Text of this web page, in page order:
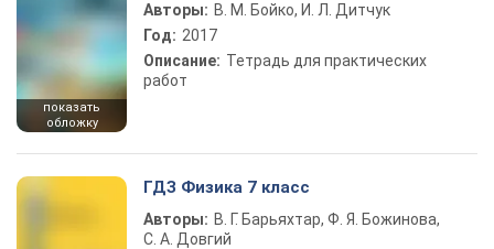
показать
обложку
Авторы: В. М. Бойко, И. Л. Дитчук
Год: 2017
Описание: Тетрадь для практических
работ
ГДЗ Физика 7 класс
Авторы: В. Г. Барьяхтар, Ф. Я. Божинова,
С. А. Довгий